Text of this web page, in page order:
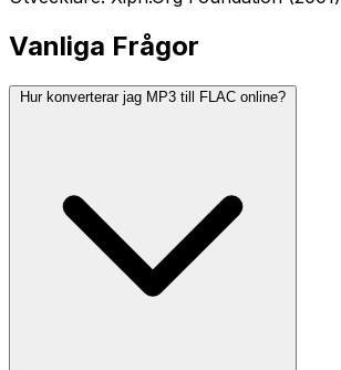
Vanliga Frågor
Hur konverterar jag MP3 till FLAC online?